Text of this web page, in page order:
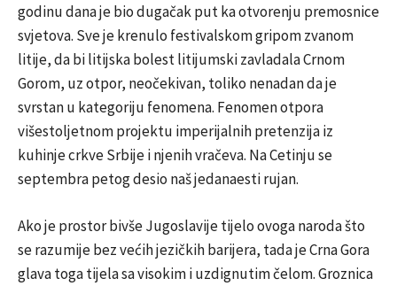
godinu dana je bio dugačak put ka otvorenju premosnice
svjetova. Sve je krenulo festivalskom gripom zvanom
litije, da bi litijska bolest litijumski zavladala Crnom
Gorom, uz otpor, neočekivan, toliko nenadan da je
svrstan u kategoriju fenomena. Fenomen otpora
višestoljetnom projektu imperijalnih pretenzija iz
kuhinje crkve Srbije i njenih vračeva. Na Cetinju se
septembra petog desio naš jedanaesti rujan.
Ako je prostor bivše Jugoslavije tijelo ovoga naroda što
se razumije bez većih jezičkih barijera, tada je Crna Gora
glava toga tijela sa visokim i uzdignutim čelom. Groznica